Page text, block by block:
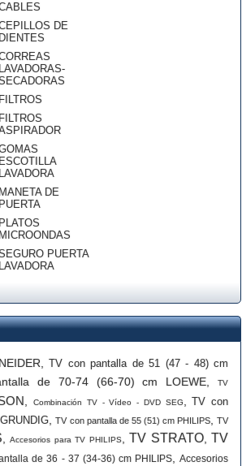
DE
DIENTES
LAVADORAS-
FILTROS
FILTROS
ESCOTILLA
LAVADORA
MANETA DE
PUERTA
PLATOS
MICROONDAS
PUERTA
LAVADORA
TV con pantalla de 51 (47 - 48) cm
de 70-74 (66-70) cm LOEWE ,TV
,Combinación TV - Vídeo - DVD SEG ,TV con
,TV con pantalla de 55 (51) cm PHILIPS,TV
,Accesorios para TV PHILIPS,TV STRATO,TV
de 36 - 37 (34-36) cm PHILIPS,Accesorios